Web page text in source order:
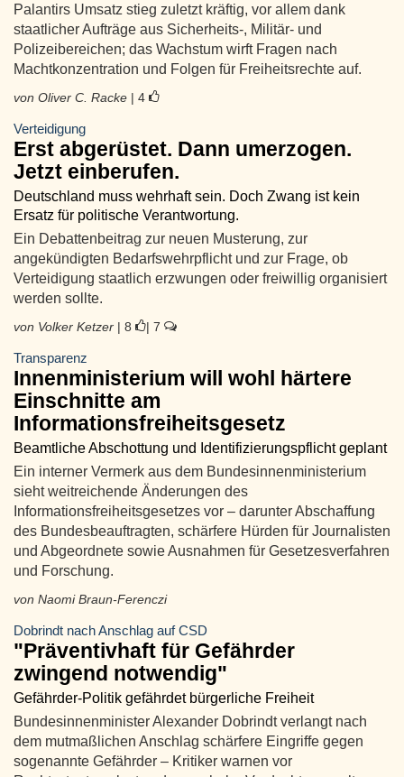
Palantirs Umsatz stieg zuletzt kräftig, vor allem dank
staatlicher Aufträge aus Sicherheits-, Militär- und
Polizeibereichen; das Wachstum wirft Fragen nach
Machtkonzentration und Folgen für Freiheitsrechte auf.
von Oliver C. Racke | 4
Verteidigung
Erst abgerüstet. Dann umerzogen.
Jetzt einberufen.
Deutschland muss wehrhaft sein. Doch Zwang ist kein
Ersatz für politische Verantwortung.
Ein Debattenbeitrag zur neuen Musterung, zur
angekündigten Bedarfswehrpflicht und zur Frage, ob
Verteidigung staatlich erzwungen oder freiwillig organisiert
werden sollte.
von Volker Ketzer | 8 | 7
Transparenz
Innenministerium will wohl härtere
Einschnitte am
Informationsfreiheitsgesetz
Beamtliche Abschottung und Identifizierungspflicht geplant
Ein interner Vermerk aus dem Bundesinnenministerium
sieht weitreichende Änderungen des
Informationsfreiheitsgesetzes vor – darunter Abschaffung
des Bundesbeauftragten, schärfere Hürden für Journalisten
und Abgeordnete sowie Ausnahmen für Gesetzesverfahren
und Forschung.
von Naomi Braun-Ferenczi
Dobrindt nach Anschlag auf CSD
"Präventivhaft für Gefährder
zwingend notwendig"
Gefährder-Politik gefährdet bürgerliche Freiheit
Bundesinnenminister Alexander Dobrindt verlangt nach
dem mutmaßlichen Anschlag schärfere Eingriffe gegen
sogenannte Gefährder – Kritiker warnen vor